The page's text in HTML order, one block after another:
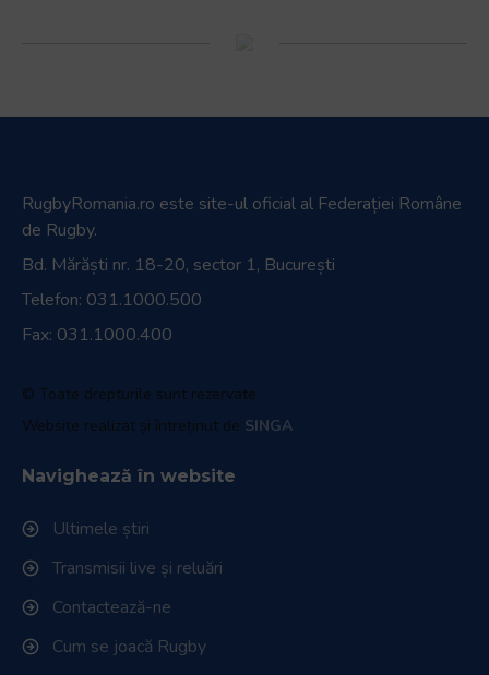
RugbyRomania.ro este site-ul oficial al Federației Române
de Rugby.
Bd. Mărăști nr. 18-20, sector 1, București
Telefon: 031.1000.500
Fax: 031.1000.400
© Toate drepturile sunt rezervate.
Website realizat și întreținut de SINGA
Navighează în website
Ultimele știri
Transmisii live și reluări
Contactează-ne
Cum se joacă Rugby